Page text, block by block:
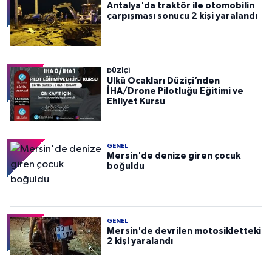
Antalya'da traktör ile otomobilin
çarpışması sonucu 2 kişi yaralandı
DÜZIÇI
Ülkü Ocakları Düziçi’nden
İHA/Drone Pilotluğu Eğitimi ve
Ehliyet Kursu
GENEL
Mersin'de denize giren çocuk
boğuldu
GENEL
Mersin'de devrilen motosikletteki
2 kişi yaralandı